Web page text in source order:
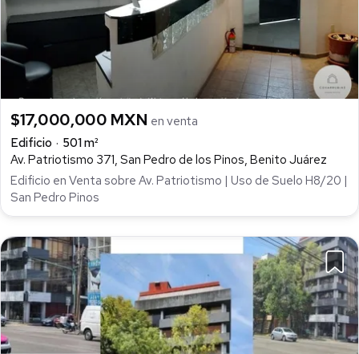
$17,000,000 MXN en venta
Edificio
501 m²
Av. Patriotismo 371, San Pedro de los Pinos, Benito Juárez
Edificio en Venta sobre Av. Patriotismo | Uso de Suelo H8/20 |
San Pedro Pinos